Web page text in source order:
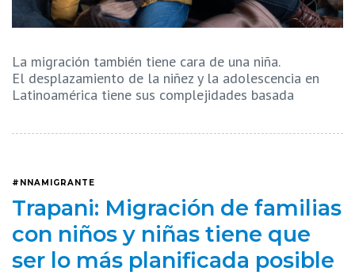
La migración también tiene cara de una niña.
El desplazamiento de la niñez y la adolescencia en
Latinoamérica tiene sus complejidades basada
#NNAMIGRANTE
Trapani: Migración de familias
con niños y niñas tiene que
ser lo más planificada posible